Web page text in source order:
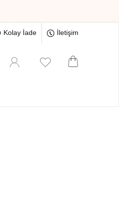
Kolay İade İletişim